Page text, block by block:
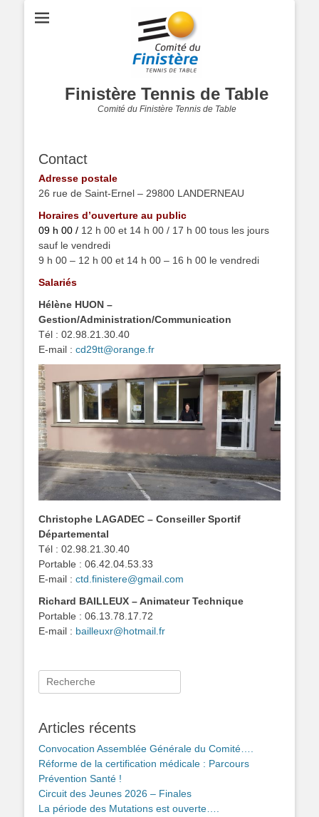
Finistère Tennis de Table
Comité du Finistère Tennis de Table
Contact
Adresse postale
26 rue de Saint-Ernel – 29800 LANDERNEAU
Horaires d’ouverture au public
09 h 00 / 12 h 00 et 14 h 00 / 17 h 00 tous les jours
sauf le vendredi
9 h 00 – 12 h 00 et 14 h 00 – 16 h 00 le vendredi
Salariés
Hélène HUON –
Gestion/Administration/Communication
Tél : 02.98.21.30.40
E-mail : cd29tt@orange.fr
Christophe LAGADEC – Conseiller Sportif
Départemental
Tél : 02.98.21.30.40
Portable : 06.42.04.53.33
E-mail : ctd.finistere@gmail.com
Richard BAILLEUX – Animateur Technique
Portable : 06.13.78.17.72
E-mail : bailleuxr@hotmail.fr
Rechercher :
Articles récents
Convocation Assemblée Générale du Comité….
Réforme de la certification médicale : Parcours
Prévention Santé !
Circuit des Jeunes 2026 – Finales
La période des Mutations est ouverte….